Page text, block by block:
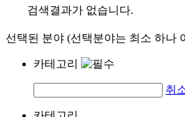
검색결과가 없습니다.
선택된 분야 (선택분야는 최소 하나
카테고리
취